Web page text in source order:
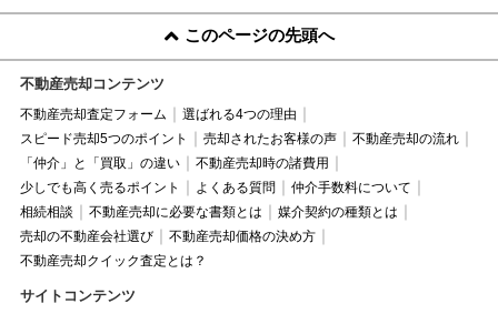
このページの先頭へ
不動産売却コンテンツ
不動産売却査定フォーム
選ばれる4つの理由
スピード売却5つのポイント
売却されたお客様の声
不動産売却の流れ
「仲介」と「買取」の違い
不動産売却時の諸費用
少しでも高く売るポイント
よくある質問
仲介手数料について
相続相談
不動産売却に必要な書類とは
媒介契約の種類とは
売却の不動産会社選び
不動産売却価格の決め方
不動産売却クイック査定とは？
サイトコンテンツ